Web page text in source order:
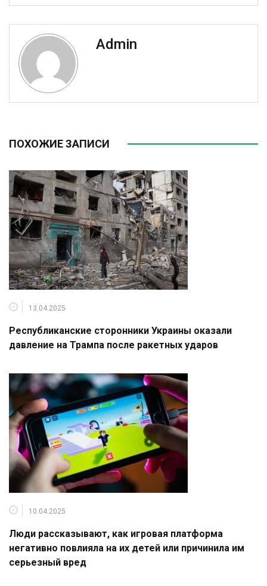
Admin
ПОХОЖИЕ ЗАПИСИ
13.04.2025
Республиканские сторонники Украины оказали
давление на Трампа после ракетных ударов
10.04.2025
Люди рассказывают, как игровая платформа
негативно повлияла на их детей или причинила им
серьезный вред